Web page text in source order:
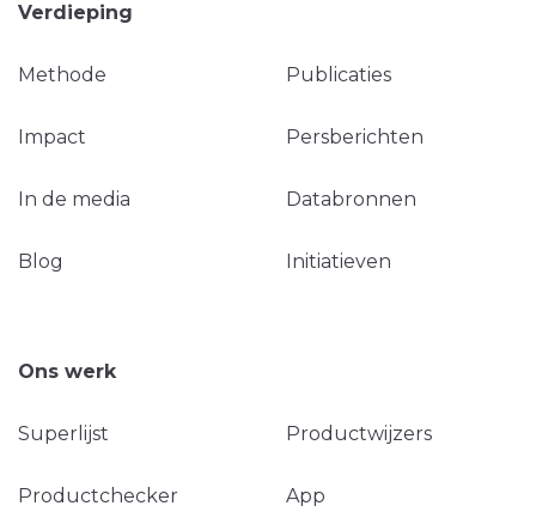
Verdieping
Methode Publicaties
Impact Persberichten
In de media Databronnen
Blog Initiatieven
Ons werk
Superlijst Productwijzers
Productchecker App